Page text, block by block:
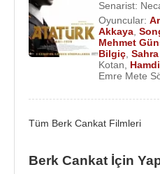
2023 -
Atatürk 1881 -
Cebesoy)(Sinema Filmi)
2022–2023 - Sıfırıncı
2022 - Aslında Özgürsün
2018 - Gülizar (Murat) (TV
2018 - Bir Deli Rüzgar
2014 - Güzel Köylü
Senarist:
Oyuncular:
Akkaya
Mehmet
Bilgiç
Kotan
Emre Mete
Tüm Berk Cankat Filmleri
Berk Cankat İçin